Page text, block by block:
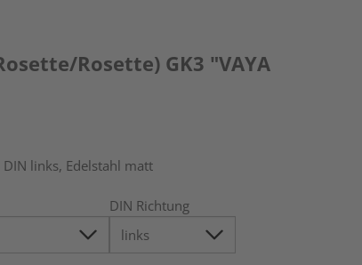
Rosette) GK3 "VAYA
links, Edelstahl matt
DIN Richtung